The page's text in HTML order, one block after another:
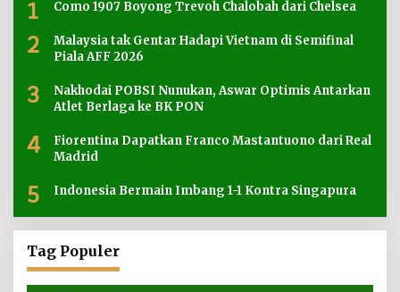
1 Como 1907 Boyong Trevoh Chalobah dari Chelsea
2
Malaysia tak Gentar Hadapi Vietnam di Semifinal
Piala AFF 2026
3
Nakhodai POBSI Nunukan, Aswar Optimis Antarkan
Atlet Berlaga ke BK PON
4
Fiorentina Dapatkan Franco Mastantuono dari Real
Madrid
5 Indonesia Bermain Imbang 1-1 Kontra Singapura
Tag Populer